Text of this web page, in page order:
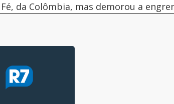
da Colômbia, mas demorou a